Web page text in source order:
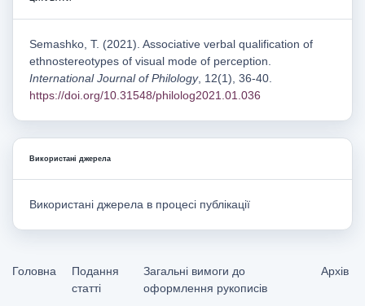
Semashko, T. (2021). Associative verbal qualification of
ethnostereotypes of visual mode of perception.
International Journal of Philology, 12(1), 36-40.
https://doi.org/10.31548/philolog2021.01.036
Використані джерела
Використані джерела в процесі публікації
Головна
Подання
статті
Загальні вимоги до
оформлення рукописів
Архів